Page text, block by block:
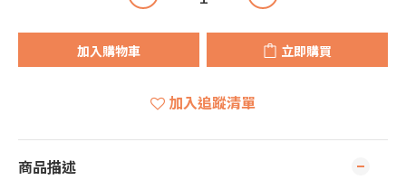
加入購物車 立即購買
加入追蹤清單
商品描述